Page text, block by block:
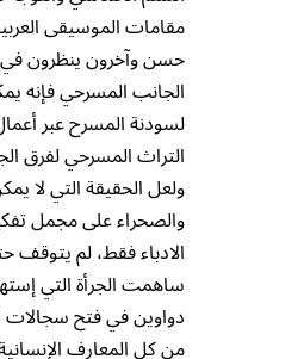
مقامات الموسيقى
حسن وآخرون ينظرون في
الجانب المسرحي فإنه
لسودنة المسرح عبر
التراث المسرحي لفرق
ولعل الحقيقة التي لا
والصحراء على مجمل
الادباء فقط، لم يتوقف
ساهمت الجرأة التي
دواوين في فتح سجالات
من كل المعارف